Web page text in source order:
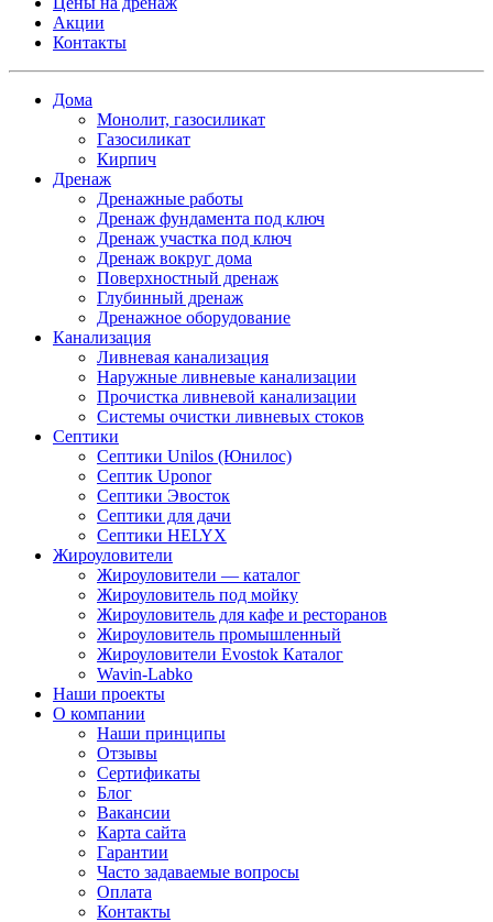
Акции
Контакты
Дома
Монолит, газосиликат
Газосиликат
Кирпич
Дренаж
Дренажные работы
Дренаж фундамента под ключ
Дренаж участка под ключ
Дренаж вокруг дома
Поверхностный дренаж
Глубинный дренаж
Дренажное оборудование
Канализация
Ливневая канализация
Наружные ливневые канализации
Прочистка ливневой канализации
Системы очистки ливневых стоков
Септики
Септики Unilos (Юнилос)
Септик Uponor
Септики Эвосток
Септики для дачи
Септики HELYX
Жироуловители
Жироуловители — каталог
Жироуловитель под мойку
Жироуловитель для кафе и ресторанов
Жироуловитель промышленный
Жироуловители Evostok Каталог
Wavin-Labko
Наши проекты
О компании
Наши принципы
Отзывы
Сертификаты
Блог
Вакансии
Карта сайта
Гарантии
Часто задаваемые вопросы
Оплата
Контакты